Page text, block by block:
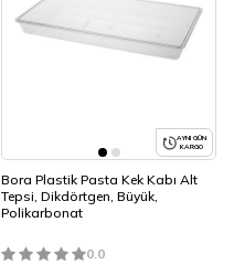
AYNI GÜN
KARGO
Bora Plastik Pasta Kek Kabı Alt
Tepsi, Dikdörtgen, Büyük,
Polikarbonat
0.0